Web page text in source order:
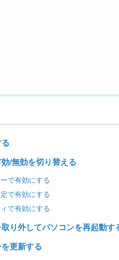
/無効を切り替える
で有効にする
で有効にする
で有効にする
り外してパソコンを再起動す
更新する